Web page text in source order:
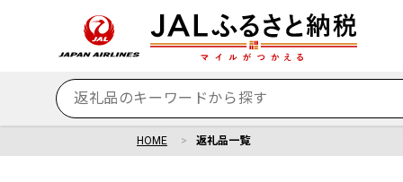
HOME 返礼品一覧